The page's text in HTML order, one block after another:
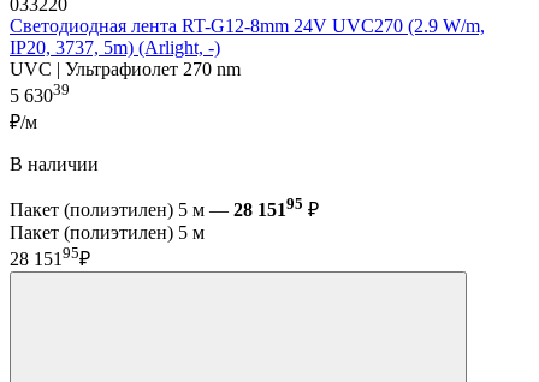
033220
Светодиодная лента RT-G12-8mm 24V UVC270 (2.9 W/m,
IP20, 3737, 5m) (Arlight, -)
UVC | Ультрафиолет 270 nm
5 63039
₽/м
В наличии
Пакет (полиэтилен) 5 м — 28 15195 ₽
Пакет (полиэтилен) 5 м
28 151 95₽